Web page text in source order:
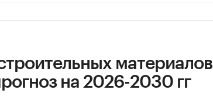
материалов
на 2026-2030 гг